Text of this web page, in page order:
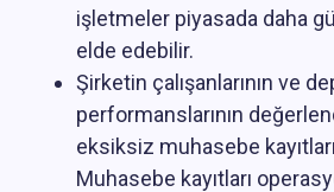
işletmeler piyasada daha
elde edebilir.
Şirketin çalışanlarının ve
performanslarının
eksiksiz muhasebe
Muhasebe kayıtları